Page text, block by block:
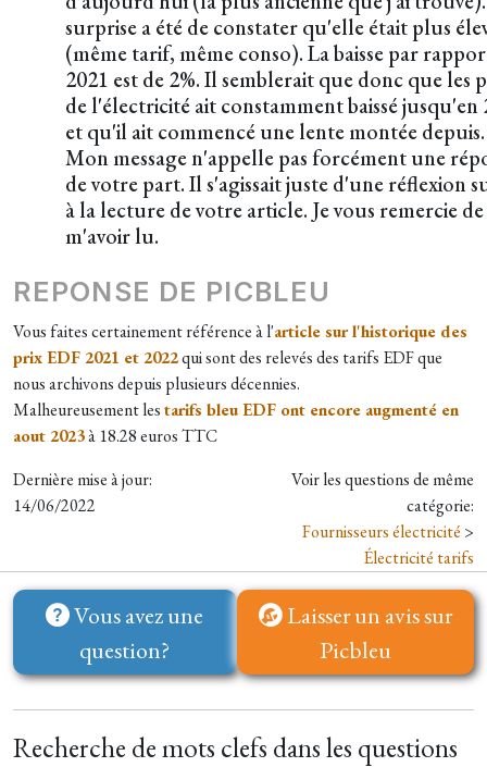
surprise a été de constater qu'elle était plus
(même tarif, même conso). La baisse par
2021 est de 2%. Il semblerait que donc que les
de l'électricité ait constamment baissé jusqu'en
et qu'il ait commencé une lente montée depuis.
Mon message n'appelle pas forcément une
de votre part. Il s'agissait juste d'une réflexion
à la lecture de votre article. Je vous remercie de
m'avoir lu.
REPONSE DE PICBLEU
Vous faites certainement référence à l'article sur l'historique des
prix EDF 2021 et 2022qui sont des relevés des tarifs EDF que
nous archivons depuis plusieurs décennies.
Malheureusement lestarifs bleu EDF ont encore augmenté en
aout 2023à 18.28 euros TTC​
Dernière mise à jour:
14/06/2022
Voir les questions de même
catégorie:
Fournisseurs électricité >
Électricité tarifs
Vous avez une
question?
Laisser un avis sur
Picbleu
Recherche de mots clefs dans les questions